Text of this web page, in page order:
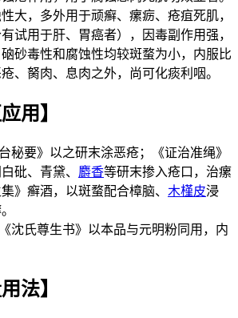
大，多外用于顽癣、瘰疬、疮疽死肌，
试用于肝、胃癌者），因毒副作用强，
砂毒性和腐蚀性均较斑蝥为小，内服比
、胬肉、息肉之外，尚可化痰利咽。
用】
秘要》以之研末涂恶疮；《证治准绳》
砒、青黛、 麝香等研末掺入疮口，治瘰
》癣酒，以斑蝥配合樟脑、 木槿皮浸
沈氏尊生书》以本品与元明粉同用，内
法】